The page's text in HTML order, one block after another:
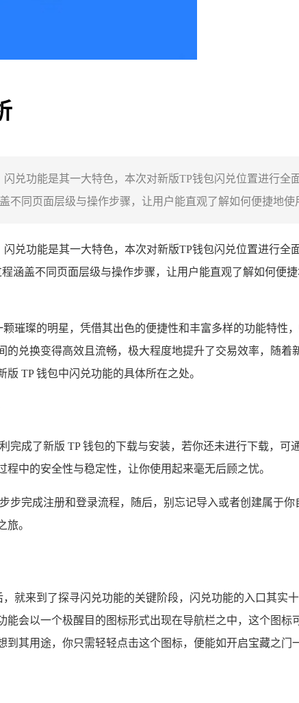
兑功能是其一大特色，本次对新版TP钱包闪兑位置进行
不同页面层级与操作步骤，让用户能直观了解如何便捷地
兑功能是其一大特色，本次对新版TP钱包闪兑位置进行
涵盖不同页面层级与操作步骤，让用户能直观了解如何便
颗璀璨的明星，凭借其出色的便捷性和丰富多样的功能特性
的兑换变得高效且流畅，极大程度地提升了交易效率，随
TP 钱包中闪兑功能的具体所在之处。
完成了新版 TP 钱包的下载与安装，若你还未进行下载，
中的安全性与稳定性，让你使用起来毫无后顾之忧。
步完成注册和登录流程，随后，别忘记导入或者创建属于
旅。
就来到了探寻闪兑功能的关键阶段，闪兑功能的入口其实
会以一个极醒目的图标形式出现在导航栏之中，这个图
其用途，你只需轻轻点击这个图标，便能如开启宝藏之门